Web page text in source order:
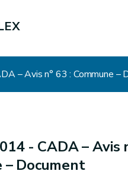
- CADA – Avis
– Document